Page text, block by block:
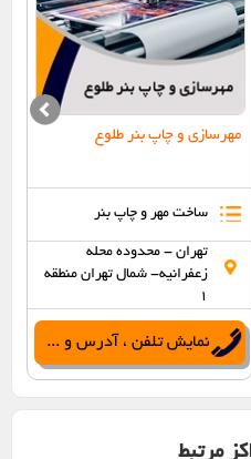
مهرسازی و چاپ بنر طلوع
ساخت مهر و چاپ بنر
تهران - محدوده محله
زعفرانیه- شمال تهران منطقه
1
نمایش تلفن ، آدرس و ...
مرتبط